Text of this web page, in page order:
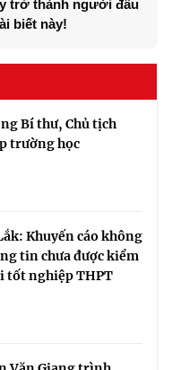
trở thành người đầu
biết này!
Bí thư, Chủ tịch
trường học
Khuyến cáo không
tin chưa được kiểm
tốt nghiệp THPT